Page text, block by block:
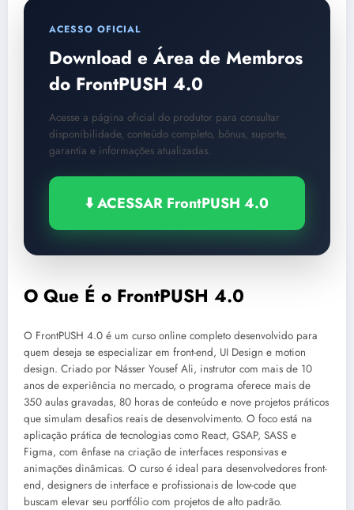
ACESSO OFICIAL
Download e Área de Membros
do FrontPUSH 4.0
Acesse a página oficial do produtor para consultar
disponibilidade, conteúdo completo, bônus, suporte,
garantia e informações atualizadas.
⬇️ ACESSAR FrontPUSH 4.0
O Que É o FrontPUSH 4.0
O FrontPUSH 4.0 é um curso online completo desenvolvido para
quem deseja se especializar em front-end, UI Design e motion
design. Criado por Násser Yousef Ali, instrutor com mais de 10
anos de experiência no mercado, o programa oferece mais de
350 aulas gravadas, 80 horas de conteúdo e nove projetos práticos
que simulam desafios reais de desenvolvimento. O foco está na
aplicação prática de tecnologias como React, GSAP, SASS e
Figma, com ênfase na criação de interfaces responsivas e
animações dinâmicas. O curso é ideal para desenvolvedores front-
end, designers de interface e profissionais de low-code que
buscam elevar seu portfólio com projetos de alto padrão.